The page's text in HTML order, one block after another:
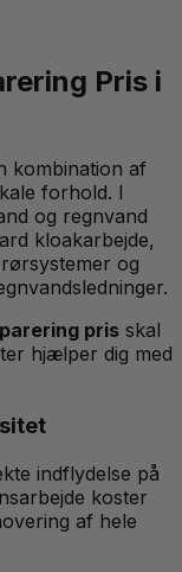
Pris i
kombination af
forhold. I
og regnvand
kloakarbejde,
og
pris skal
hjælper dig med
indflydelse på
koster
af hele